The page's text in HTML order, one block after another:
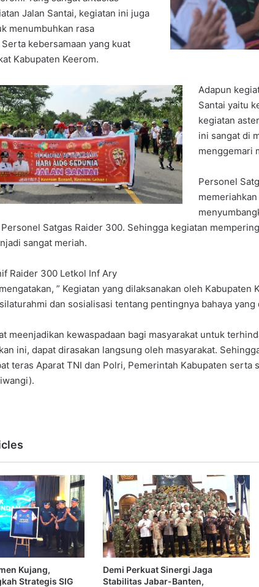
Jalan Santai, kegiatan ini juga
menumbuhkan rasa
kebersamaan yang kuat
Kabupaten Keerom.
Adapun
Santai yaitu
kegiatan
ini sangat di
menggemari
Personel
Satgas Raider 300. Sehingga kegiatan
sangat meriah.
Raider 300 Letkol Inf Ary
” Kegiatan yang dilaksanakan oleh Kabupaten
dan sosialisasi tentang pentingnya bahaya
meenjadikan kewaspadaan bagi masyarakat untuk
ini, dapat dirasakan langsung oleh masyarakat.
teras Aparat TNI dan Polri, Pemerintah Kabupaten serta
Kujang,
Strategis SIG
Demi Perkuat Sinergi Jaga
Stabilitas Jabar-Banten,